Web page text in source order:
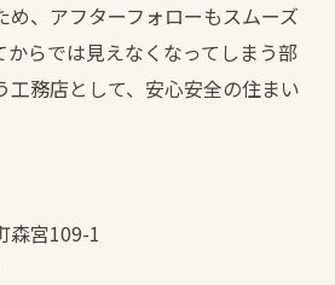
め、アフターフォローもスムーズ
からでは見えなくなってしまう部
工務店として、安心安全の住まい
森宮109-1